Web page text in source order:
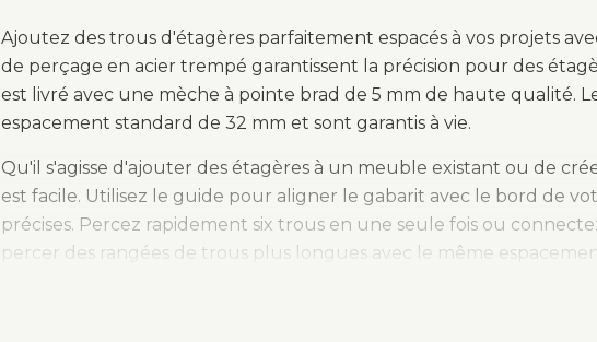
Ajoutez des trous d'étagères parfaitement espacés à vos projets
de perçage en acier trempé garantissent la précision pour des
est livré avec une mèche à pointe brad de 5 mm de haute qualité.
espacement standard de 32 mm et sont garantis à vie.
Qu'il s'agisse d'ajouter des étagères à un meuble existant ou de
est facile. Utilisez le guide pour aligner le gabarit avec le bord de
précises. Percez rapidement six trous en une seule fois ou
percer des rangées de trous plus longues avec le même